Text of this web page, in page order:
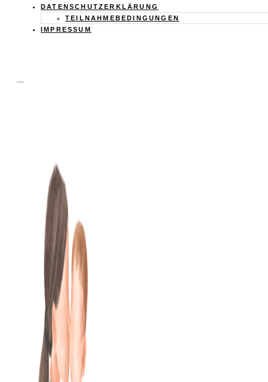
DATENSCHUTZERKLÄRUNG
TEILNAHMEBEDINGUNGEN
IMPRESSUM